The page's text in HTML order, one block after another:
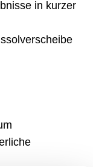
in kurzer